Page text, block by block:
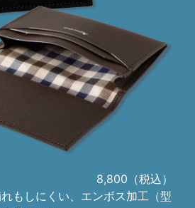
8,800（税込）
もしにくい、エンボス加工（型